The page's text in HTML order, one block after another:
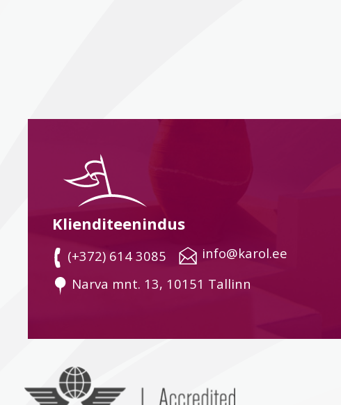
Klienditeenindus
(+372) 614 3085
info@karol.ee
Narva mnt. 13, 10151 Tallinn